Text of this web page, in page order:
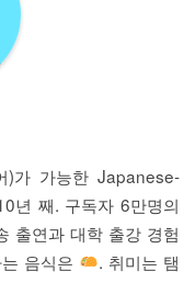
)가 가능한 Japanese-
년 째. 구독자 6만명의
출연과 대학 출강 경험
음식은
. 취미는 탬